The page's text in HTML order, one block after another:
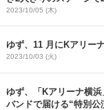
2023/10/05 (木)
ゆず、11 月にKアリー
2023/10/03 (火)
ゆず、「Kアリーナ横
バンドで届ける“特別公